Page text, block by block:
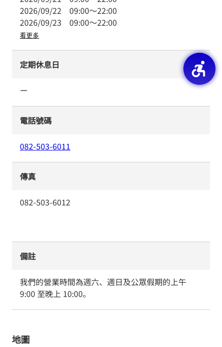
2026/09/22 09:00～22:00
2026/09/23 09:00～22:00
看更多
定期休息日
ー
電話號碼
082-503-6011
傳真
082-503-6012
備註
我們的營業時間為週六、週日及公眾假期的上午
9:00 至晚上 10:00。
地圖